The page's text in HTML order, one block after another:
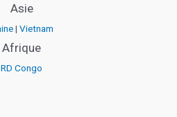
Asie
| Vietnam
Afrique
RD Congo